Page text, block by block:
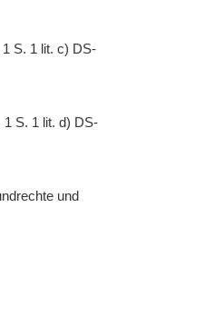
S. 1 lit. c) DS-
1 S. 1 lit. d) DS-
und